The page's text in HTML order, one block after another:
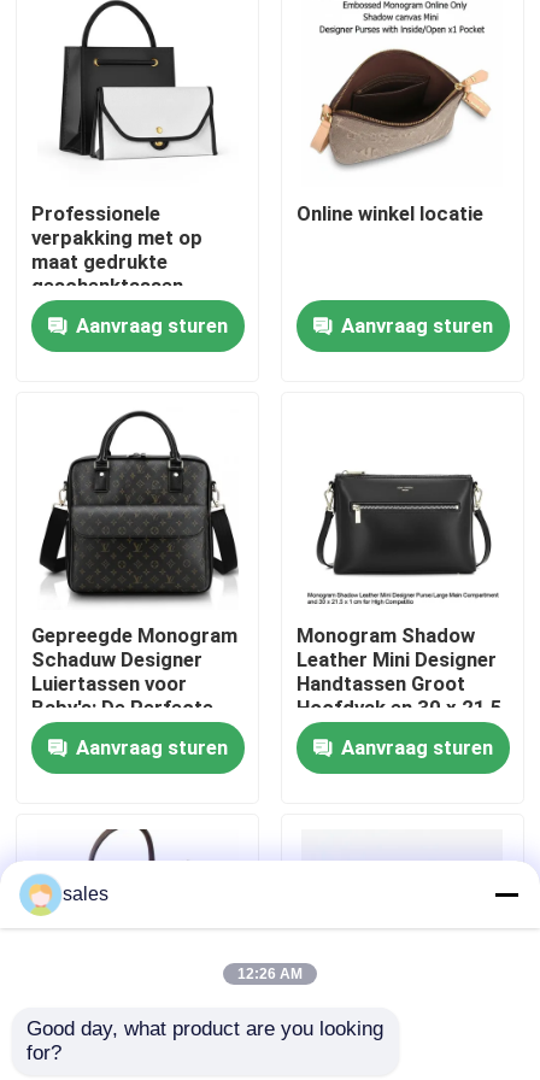
Producten
Video's
Ongeveer ons
Fabrieksreis
Kwaliteitscontrole
Contacteer ons
Nieuws
bloggen
Professionele
verpakking met op
maat gedrukte
geschenktassen
Pocket To-Go en Rivet
Iconic Label
Aanvraag sturen
Online winkel locatie
Aanvraag sturen
Gepreegde Monogram
Schaduw Designer
Luiertassen voor
Baby's: De Perfecte
Combinatie van Stijl en
FunctieAanvraag sturen
Monogram Shadow
Leather Mini Designer
Handtassen Groot
Hoofdvak en 30 x 21,5
x 1 cm voor Hoge
Concurrentie
Aanvraag sturen
Vakmanschap
sales
12:26 AM
Good day, what product are you looking
for?